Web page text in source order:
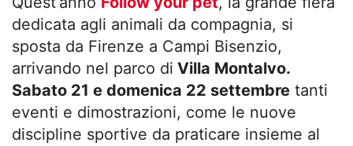
dedicata agli animali da compagnia, si
sposta da Firenze a Campi Bisenzio,
arrivando nel parco di Villa Montalvo.
Sabato 21 e domenica 22 settembre tanti
eventi e dimostrazioni, come le nuove
discipline sportive da praticare insieme al